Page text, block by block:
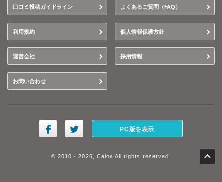
口コミ投稿ガイドライン よくあるご質問（FAQ）
利用規約 個人情報保護方針
運営会社 採用情報
お問い合わせ
PC版を表示
© 2010 - 2026, Caloo All rights reserved.